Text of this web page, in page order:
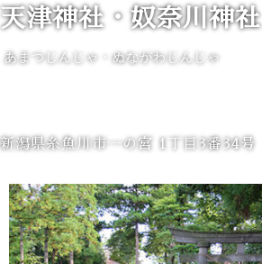
天津神社・奴奈川神社
あまつじんじゃ・ぬながわじんじゃ
新潟県糸魚川市一の宮 1丁目3番34号